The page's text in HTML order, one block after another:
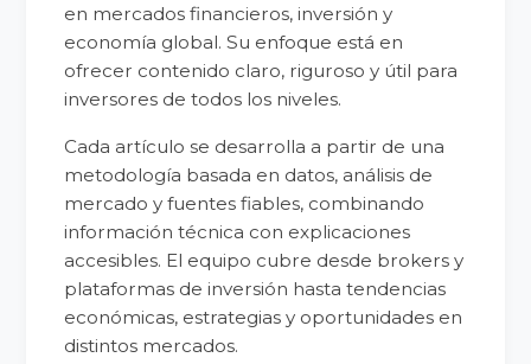
en mercados financieros, inversión y
economía global. Su enfoque está en
ofrecer contenido claro, riguroso y útil para
inversores de todos los niveles.
Cada artículo se desarrolla a partir de una
metodología basada en datos, análisis de
mercado y fuentes fiables, combinando
información técnica con explicaciones
accesibles. El equipo cubre desde brokers y
plataformas de inversión hasta tendencias
económicas, estrategias y oportunidades en
distintos mercados.